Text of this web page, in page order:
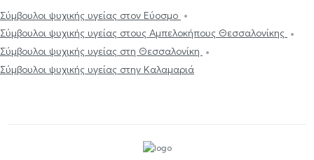
Σύμβουλοι ψυχικής υγείας στον Εύοσμο
Σύμβουλοι ψυχικής υγείας στους Αμπελοκήπους Θεσσαλονίκης
Σύμβουλοι ψυχικής υγείας στη Θεσσαλονίκη
Σύμβουλοι ψυχικής υγείας στην Καλαμαριά